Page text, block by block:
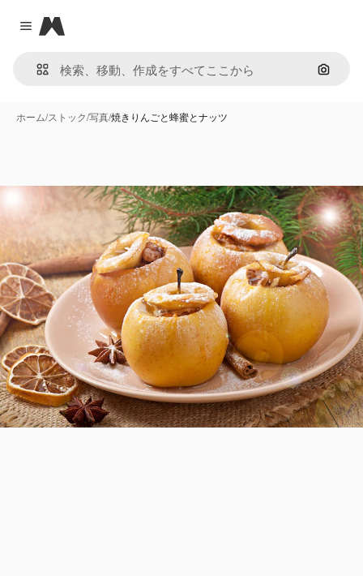
Close menu
Magnific
画像で
ホーム/ストック/写真/焼きりんごと蜂蜜とナッツ